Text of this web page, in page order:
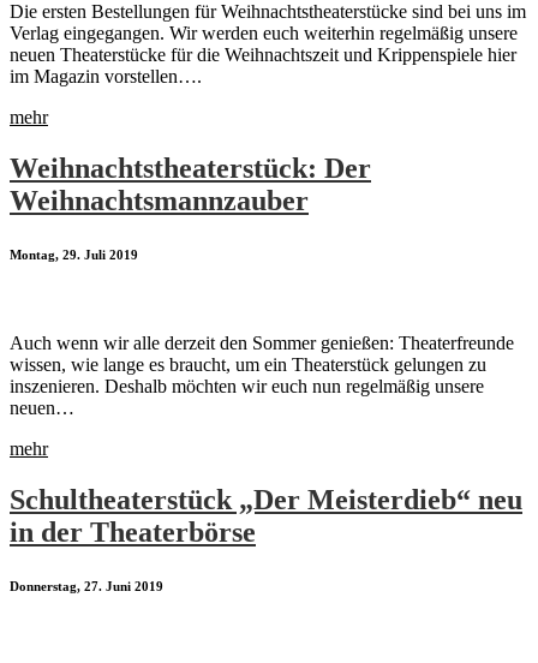
Die ersten Bestellungen für Weihnachtstheaterstücke sind bei uns im
Verlag eingegangen. Wir werden euch weiterhin regelmäßig unsere
neuen Theaterstücke für die Weihnachtszeit und Krippenspiele hier
im Magazin vorstellen….
mehr
Weihnachtstheaterstück: Der
Weihnachtsmannzauber
Montag, 29. Juli 2019
Auch wenn wir alle derzeit den Sommer genießen: Theaterfreunde
wissen, wie lange es braucht, um ein Theaterstück gelungen zu
inszenieren. Deshalb möchten wir euch nun regelmäßig unsere
neuen…
mehr
Schultheaterstück „Der Meisterdieb“ neu
in der Theaterbörse
Donnerstag, 27. Juni 2019